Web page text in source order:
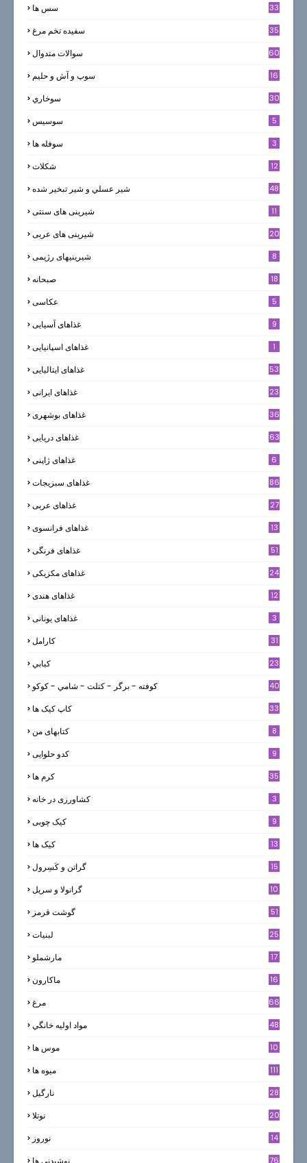
سس ها 33
سفيده تخم مرغ 35
سوالات متدوال 60
سوپ و آش و حليم 16
سوخاري 30
سوسيس 5
سوفله ها 3
شکلات
12
شير عسلي و شير تبخير شده 48
شیرینی های سنتی 11
شیرینی های عربی 20
شیرینیهای رژیمی 8
صبحانه 18
عکاسی 5
غذاهای آسیایی 9
غذاهای اسپانیایی 1
غذاهای ایتالیایی 53
غذاهای ایرانی 23
غذاهای بوشهری 36
غذاهای دریایی 63
غذاهای ژاپنی 6
غذاهای سبزیجات 86
غذاهای عربی 27
غذاهای فرانسوی 13
غذاهای فرنگی 51
غذاهای مکزیکی 24
غذاهای هندی 12
غذاهای یونانی 3
كارامل 31
كبابي 23
كوفته - برگر - كتلت - شامي - كوكو 40
کاپ کیک ها 33
کتابهای من 8
کدو حلوایی 9
کرم ها 35
کشاورزی در خانه 3
کیک چوبی 9
کیک ها
13
گراتن و كَسِرول 15
گرانولا و سريل 10
گوشت قرمز 51
لبنيات 25
مارشملو 17
ماکارون 16
مرغ 66
مواد اوليه خانگي 48
موس ها 10
میوه ها 111
نارگيل 28
نوتلا 20
نوروز
14
نوشیدنی ها 76